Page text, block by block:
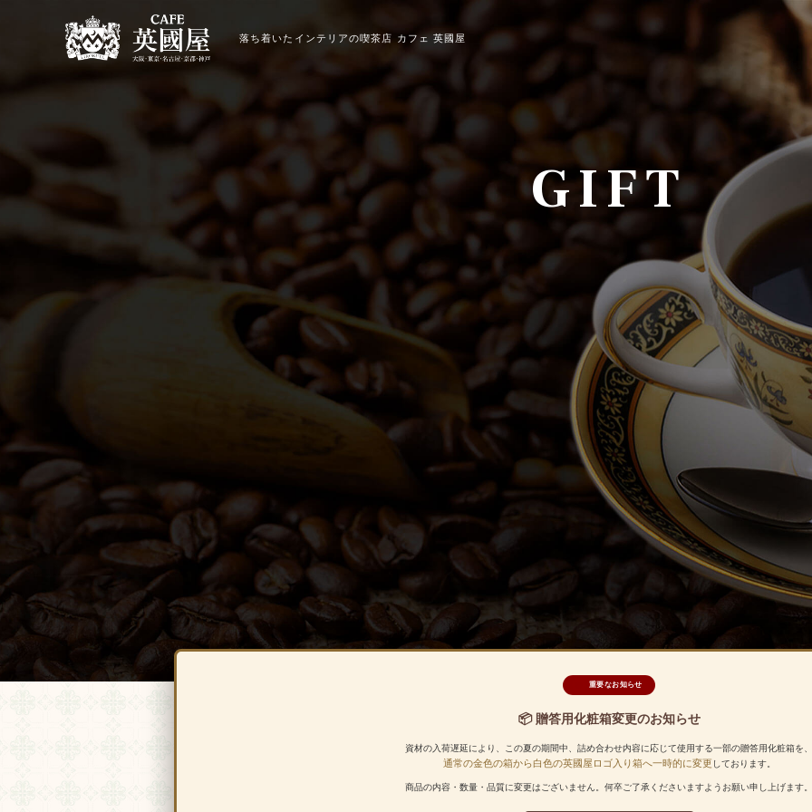
落ち着いたインテリアの喫茶店 カフェ 英國屋
GIFT
重要なお知らせ
📦 贈答用化粧箱変更のお知らせ
資材の入荷遅延により、この夏の期間中、詰め合わせ内容に応じて使用する一部の贈答用化粧箱を、
通常の金色の箱から白色の英國屋ロゴ入り箱へ一時的に変更 しております。
商品の内容・数量・品質に変更はございません。何卒ご了承くださいますようお願い申し上げます。